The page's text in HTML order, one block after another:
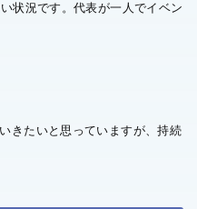
状況です。代表が一人でイベン
きたいと思っていますが、持続